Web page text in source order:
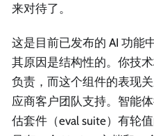
来对待了。
这是目前已发布的 AI 功能
其原因是结构性的。你技
负责，而这个组件的表现
应商客户团队支持。智能
估套件（eval suite）有轮